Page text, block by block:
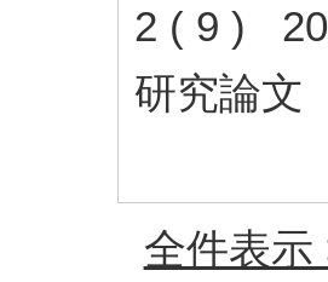
2 ( 9 )
研究論文
全件表示